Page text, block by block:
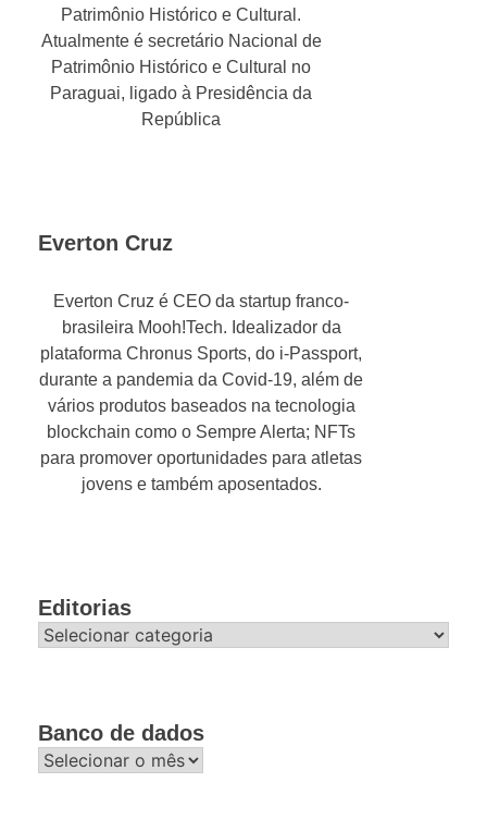
Patrimônio Histórico e Cultural.
Atualmente é secretário Nacional de
Patrimônio Histórico e Cultural no
Paraguai, ligado à Presidência da
República
Everton Cruz
Everton Cruz é CEO da startup franco-
brasileira Mooh!Tech. Idealizador da
plataforma Chronus Sports, do i-Passport,
durante a pandemia da Covid-19, além de
vários produtos baseados na tecnologia
blockchain como o Sempre Alerta; NFTs
para promover oportunidades para atletas
jovens e também aposentados.
Editorias
Editorias
Banco de dados
Banco